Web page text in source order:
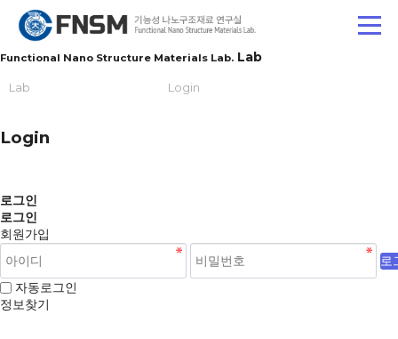
Functional Nano Structure Materials Lab. Lab
Lab Login
Login
로그인
로그인
회원가입
로
자동로그인
정보찾기